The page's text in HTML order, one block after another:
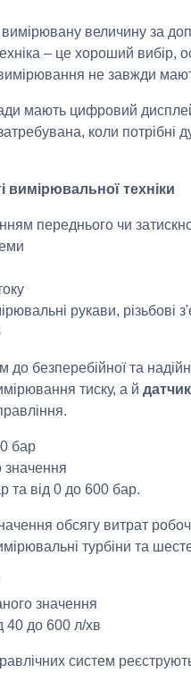
вимірювану величину за
– це хороший вибір,
не завжди
мають цифровий
коли потрібні
техніки
переднього чи
рукави, різьбові
безперебійної та
тиску, а й
бар
значення
та від 0 до 600 бар.
обсягу витрат
турбіни та
значення
40 до 600 л/хв
систем